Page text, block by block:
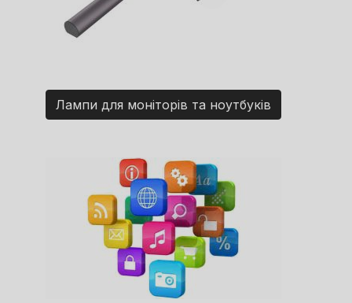
Лампи для моніторів та ноутбуків